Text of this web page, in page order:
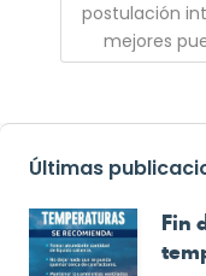
postulación
mejores
Últimas
Fin